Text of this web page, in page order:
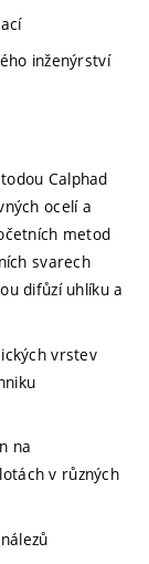
inženýrství
Calphad
ocelí a
metod
svarech
difůzí uhlíku a
vrstev
na
v různých